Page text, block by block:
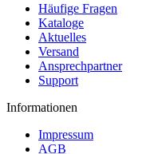
Häufige Fragen
Kataloge
Aktuelles
Versand
Ansprechpartner
Support
Informationen
Impressum
AGB